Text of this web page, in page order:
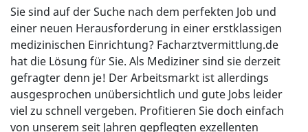
Sie sind auf der Suche nach dem perfekten Job und
einer neuen Herausforderung in einer erstklassigen
medizinischen Einrichtung? Facharztvermittlung.de
hat die Lösung für Sie. Als Mediziner sind sie derzeit
gefragter denn je! Der Arbeitsmarkt ist allerdings
ausgesprochen unübersichtlich und gute Jobs leider
viel zu schnell vergeben. Profitieren Sie doch einfach
von unserem seit Jahren gepflegten exzellenten